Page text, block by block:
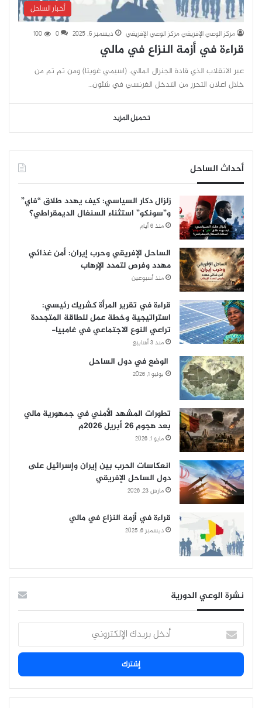
أخبار الساحل
مركز الوعي الإفريقي مركز الوعي الإفريقي ديسمبر 6, 2025 0
100
قراءة في أزمة النزاع في مالي
عبر الانقلاب الذي قادة الجنرال المالي، (اسيمي غويتا) ومن ثم تم من
خلال اعلان التحرر من التدخل الفرنسي في شئون…
تحميل المزيد
أحداث الساحل
زلزال دكار السياسي: كيف يهدد طلاق “فاي”
و”سونكو” استثناء السنغال الديمقراطي؟
منذ 6 أيام
الساحل الإفريقي وحرب إيران: أمن غذائي
مهدد وفرص لتمدد الإرهاب
منذ أسبوعين
قراءة في تقرير المرأة كشريك رئيسي:
استراتيجية وخطة عمل للطاقة المتجددة
تراعي النوع الاجتماعي في غامبيا-
منذ 3 أسابيع
الوضع في دول الساحل
يوليو 1, 2026
تطورات المشهد الأمني في جمهورية مالي
بعد هجوم 26 أبريل 2026م
مايو 1, 2026
انعكاسات الحرب بين إيران وإسرائيل على
دول الساحل الإفريقي
مارس 23, 2026
قراءة في أزمة النزاع في مالي
ديسمبر 6, 2025
نشرة الوعي الدورية